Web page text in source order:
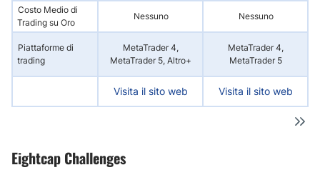
Costo Medio di
Trading su Oro
Nessuno Nessuno
Piattaforme di
trading
MetaTrader 4,
MetaTrader 5, Altro+
MetaTrader 4,
MetaTrader 5
Visita il sito web Visita il sito web
Eightcap Challenges